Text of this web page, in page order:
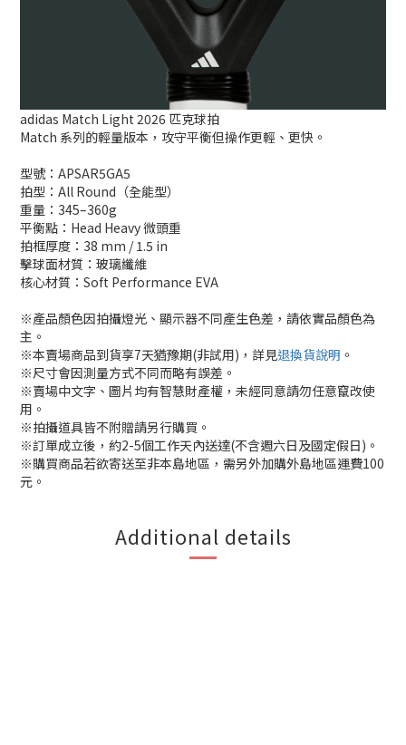
adidas Match Light 2026 匹克球拍
Match 系列的輕量版本，攻守平衡但操作更輕、更快。
型號：APSAR5GA5
拍型：All Round（全能型）
重量：345–360g
平衡點：Head Heavy 微頭重
拍框厚度：38 mm / 1.5 in
擊球面材質：玻璃纖維
核心材質：Soft Performance EVA
※產品顏色因拍攝燈光、顯示器不同產生色差，請依實品顏色為
主。
※本賣場商品到貨享7天猶豫期(非試用)，詳見退換貨說明 。
※尺寸會因測量方式不同而略有誤差。
※賣場中文字、圖片均有智慧財產權，未經同意請勿任意竄改使
用。
※拍攝道具皆不附贈請另行購買。
※訂單成立後，約2-5個工作天內送達(不含週六日及國定假日)。
※購買商品若欲寄送至非本島地區，需另外加購外島地區運費100
元。
Additional details